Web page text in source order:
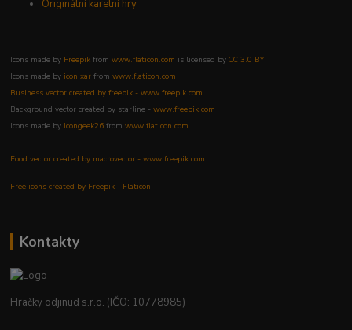
Originální karetní hry
Icons made by Freepik fromwww.flaticon.com is licensed byCC 3.0 BY
Icons made by iconixar fromwww.flaticon.com
Business vector created by freepik - www.freepik.com
Background vector created by starline -www.freepik.com
Icons made by Icongeek26 fromwww.flaticon.com
Food vector created by macrovector - www.freepik.com
Free icons created by Freepik - Flaticon
Kontakty
Hračky odjinud s.r.o. (IČO: 10778985)